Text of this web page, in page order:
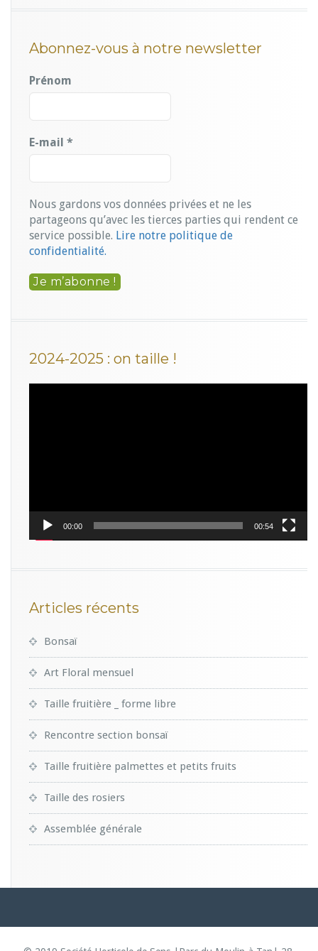
Abonnez-vous à notre newsletter
Prénom
E-mail *
Nous gardons vos données privées et ne les
partageons qu’avec les tierces parties qui rendent ce
service possible. Lire notre politique de
confidentialité.
2024-2025 : on taille !
00:00 00:54
Articles récents
Bonsaï
Art Floral mensuel
Taille fruitière _ forme libre
Rencontre section bonsaï
Taille fruitière palmettes et petits fruits
Taille des rosiers
Assemblée générale